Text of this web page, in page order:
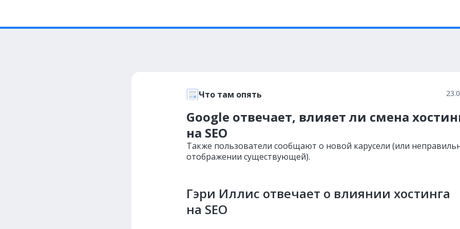
Что там опять
Google отвечает, влияет ли смена
на SEO
Также пользователи сообщают о новой карусели (или
отображении существующей).
Гэри Иллис отвечает о влиянии хостинга
на SEO